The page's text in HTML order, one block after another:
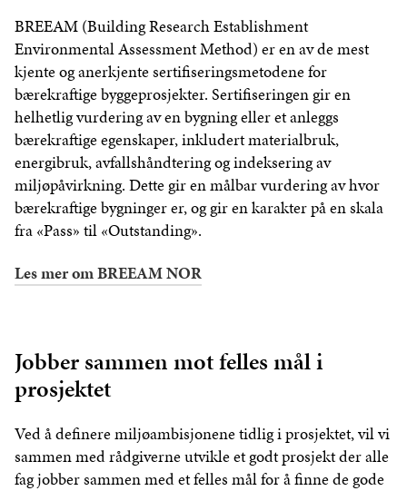
BREEAM (Building Research Establishment
Environmental Assessment Method) er en av de mest
kjente og anerkjente sertifiseringsmetodene for
bærekraftige byggeprosjekter. Sertifiseringen gir en
helhetlig vurdering av en bygning eller et anleggs
bærekraftige egenskaper, inkludert materialbruk,
energibruk, avfallshåndtering og indeksering av
miljøpåvirkning. Dette gir en målbar vurdering av hvor
bærekraftige bygninger er, og gir en karakter på en skala
fra «Pass» til «Outstanding».
Les mer om BREEAM NOR
Jobber sammen mot felles mål i
prosjektet
Ved å definere miljøambisjonene tidlig i prosjektet, vil vi
sammen med rådgiverne utvikle et godt prosjekt der alle
fag jobber sammen med et felles mål for å finne de gode